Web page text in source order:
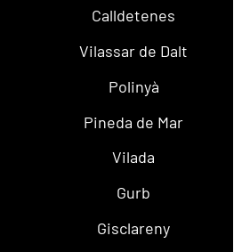
Calldetenes
Vilassar de Dalt
Polinyà
Pineda de Mar
Vilada
Gurb
Gisclareny